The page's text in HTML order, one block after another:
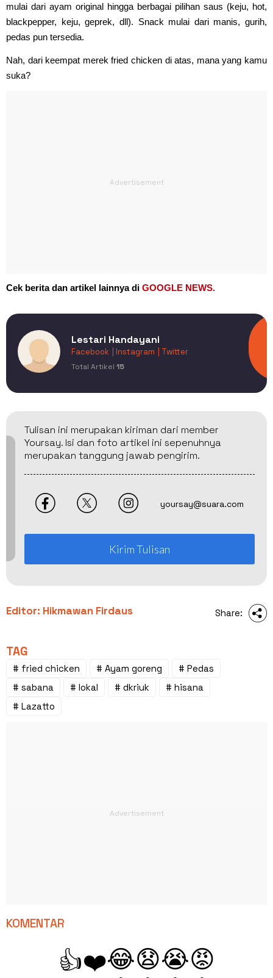
mulai dari ayam original hingga berbagai pilihan saus (keju, hot,
blackpepper, keju, geprek, dll). Snack mulai dari manis, gurih,
pedas pun tersedia.
Nah, dari keempat merek fried chicken di atas, mana yang kamu
suka?
Cek berita dan artikel lainnya di GOOGLE NEWS.
Lestari Handayani
Facebook | Instagram | Twitter
Total Artikel 15
Tulisan ini merupakan kiriman dari member
Yoursay. Isi dan foto artikel ini sepenuhnya
merupakan tanggung jawab pengirim.
yoursay@suara.com
Kirim Tulisan
Editor: Hikmawan Firdaus Share:
TAG
# fried chicken # Ayam goreng
# Pedas
# sabana
# lokal # dkriuk
# hisana
# Lazatto
KOMENTAR
👍❤️😂😧😭😡